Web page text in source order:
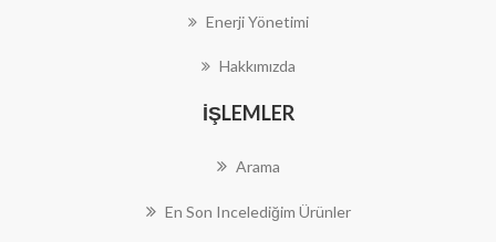
Enerji Yönetimi
Hakkımızda
İŞLEMLER
Arama
En Son Incelediğim Ürünler